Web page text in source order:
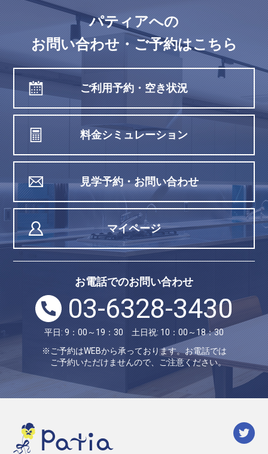
パティアへの
お問い合わせ・ご予約はこちら
ご利用予約・空き状況
料金シミュレーション
見学予約・お問い合わせ
マイページ
お電話でのお問い合わせ
03-6328-3430
平日: 9：00～19：30 土日祝: 10：00～18：30
※ご予約はWEBから承っております。お電話では
ご予約いただけませんので、ご注意ください。